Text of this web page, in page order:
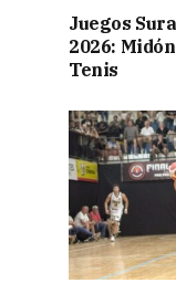
Juegos
2026:
Tenis